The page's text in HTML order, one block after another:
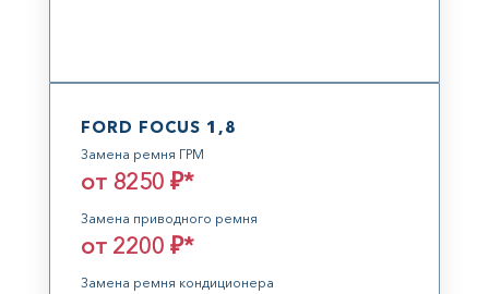
FORD FOCUS 1,8
Замена ремня ГРМ
от 8250 ₽*
Замена приводного ремня
от 2200 ₽*
Замена ремня кондиционера